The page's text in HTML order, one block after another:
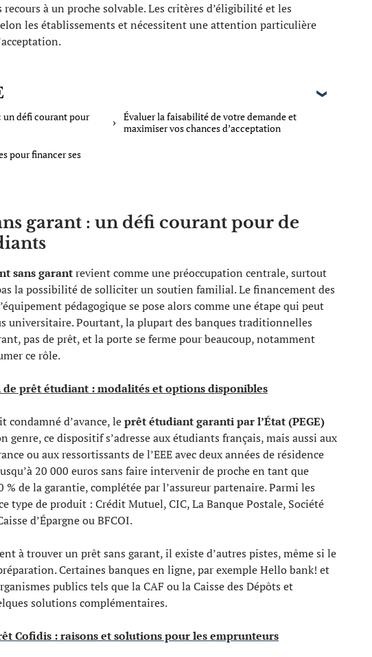
à un proche solvable. Les critères d’éligibilité et les
les établissements et nécessitent une attention particulière
un défi courant pour
pour financer ses
Évaluer la faisabilité de votre demande et
maximiser vos chances d’acceptation
garant : un défi courant pour de
sans garantrevient comme une préoccupation centrale, surtout
la possibilité de solliciter un soutien familial. Le financement des
pédagogique se pose alors comme une étape qui peut
universitaire. Pourtant, la plupart des banques traditionnelles
pas de prêt, et la porte se ferme pour beaucoup, notamment
ce rôle.
prêt étudiant : modalités et options disponibles
condamné d’avance, leprêt étudiant garanti par l’État (PEGE)
genre, ce dispositif s’adresse aux étudiants français, mais aussi aux
ou aux ressortissants de l’EEE avec deux années de résidence
20 000 euros sans faire intervenir de proche en tant que
de la garantie, complétée par l’assureur partenaire. Parmi les
type de produit : Crédit Mutuel, CIC, La Banque Postale, Société
d’Épargne ou BFCOI.
à trouver un prêt sans garant, il existe d’autres pistes, même si le
Certaines banques en ligne, par exemple Hello bank! et
publics tels que la CAF ou la Caisse des Dépôts et
solutions complémentaires.
Cofidis : raisons et solutions pour les emprunteurs